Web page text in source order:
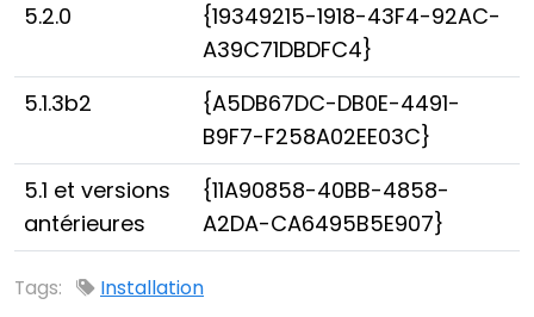
5.2.0
{19349215-1918-43F4-92AC-
A39C71DBDFC4}
5.1.3b2
{A5DB67DC-DB0E-4491-
B9F7-F258A02EE03C}
5.1 et versions
antérieures
{11A90858-40BB-4858-
A2DA-CA6495B5E907}
Tags: Installation